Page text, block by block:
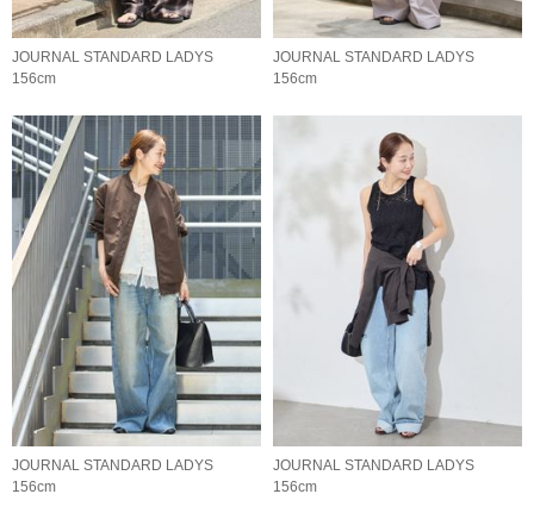
JOURNAL STANDARD LADYS
156cm
JOURNAL STANDARD LADYS
156cm
JOURNAL STANDARD LADYS
156cm
JOURNAL STANDARD LADYS
156cm